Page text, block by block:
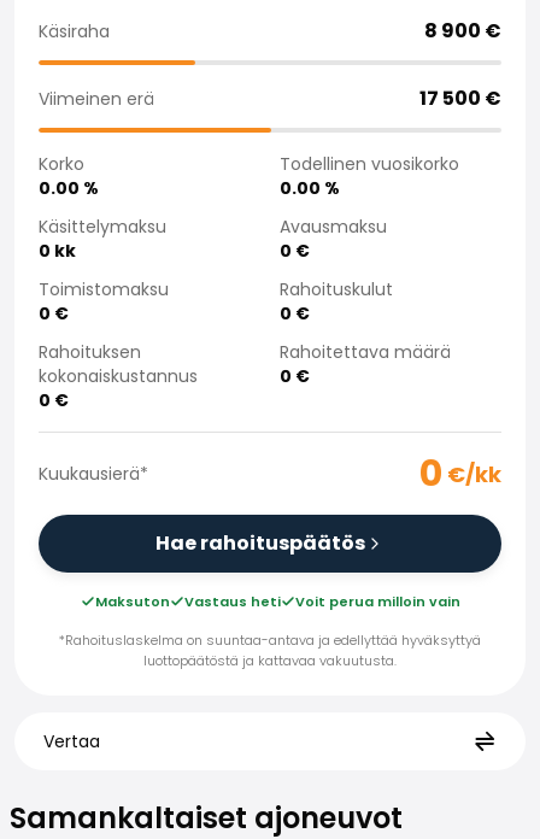
Saka Select
Yritys
Saka Finland Oy
Hallinto
Ostotiimi
Yhteydenotto
Rekrytointi
Laskutustiedot
Medialle
Kokemuksia Sakasta
Reklamaatiot
Käsiraha 8 900 €
Viimeinen erä 17 500 €
Korko
0.00 %
Todellinen vuosikorko
0.00 %
Käsittelymaksu
0 kk
Avausmaksu
0 €
Toimistomaksu
0 €
Rahoituskulut
0 €
Rahoituksen
kokonaiskustannus
0 €
Rahoitettava määrä
0 €
Kuukausierä* 0 €/kk
Hae rahoituspäätös
Maksuton Vastaus heti
Voit perua milloin vain
*Rahoituslaskelma on suuntaa-antava ja edellyttää hyväksyttyä
luottopäätöstä ja kattavaa vakuutusta.
Vertaa
Samankaltaiset ajoneuvot